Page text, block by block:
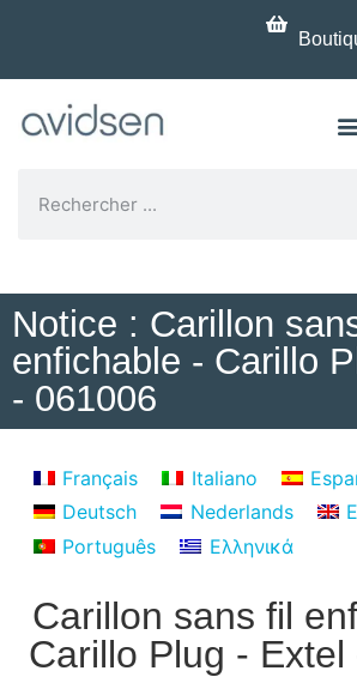
Notice : Carillon
enfichable - Carillo
- 061006
Français Italiano
Deutsch
Nederlands
Português
Ελληνικά
Carillon sans fil
Carillo Plug -